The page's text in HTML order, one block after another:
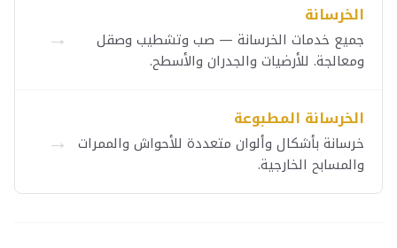
الخرسانة
جميع خدمات الخرسانة — صب وتشطيب وصقل
ومعالجة. للأرضيات والجدران والأسطح.
→
الخرسانة المطبوعة
خرسانة بأشكال وألوان متعددة للأحواش والممرات
والمسابح الخارجية.
→